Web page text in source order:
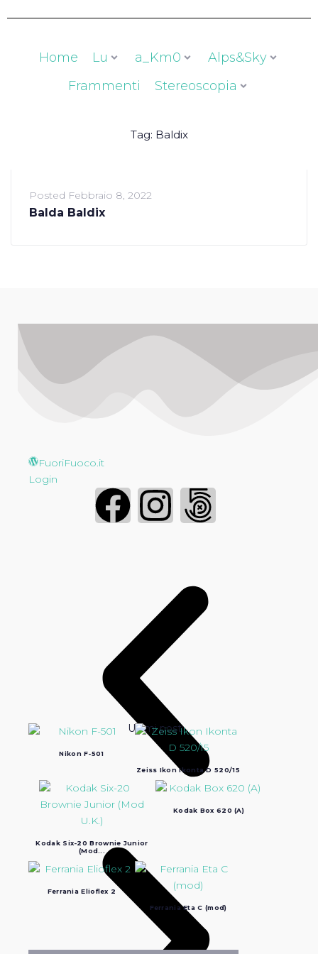
Home Lu a_Km0
Alps&Sky
Frammenti
Stereoscopia
Tag: Baldix
Posted Febbraio 8, 2022
Balda Baldix
FuoriFuoco.it
Login
Ultimi post:
Nikon F-501
Zeiss Ikon Ikonta D 520/15
Kodak Six-20 Brownie Junior
(Mod...
Kodak Box 620 (A)
Ferrania Elioflex 2
Ferrania Eta C (mod)